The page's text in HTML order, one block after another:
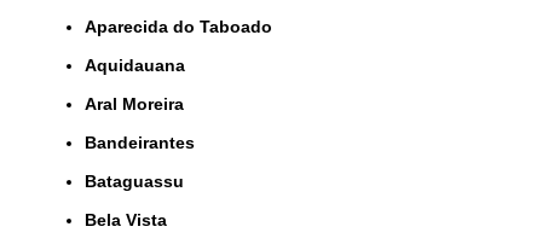
Aparecida do Taboado
Aquidauana
Aral Moreira
Bandeirantes
Bataguassu
Bela Vista